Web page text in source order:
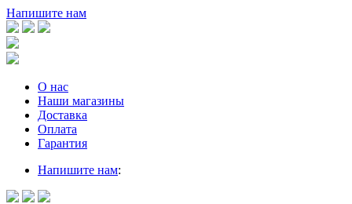
Напишите нам
О нас
Наши магазины
Доставка
Оплата
Гарантия
Напишите нам: